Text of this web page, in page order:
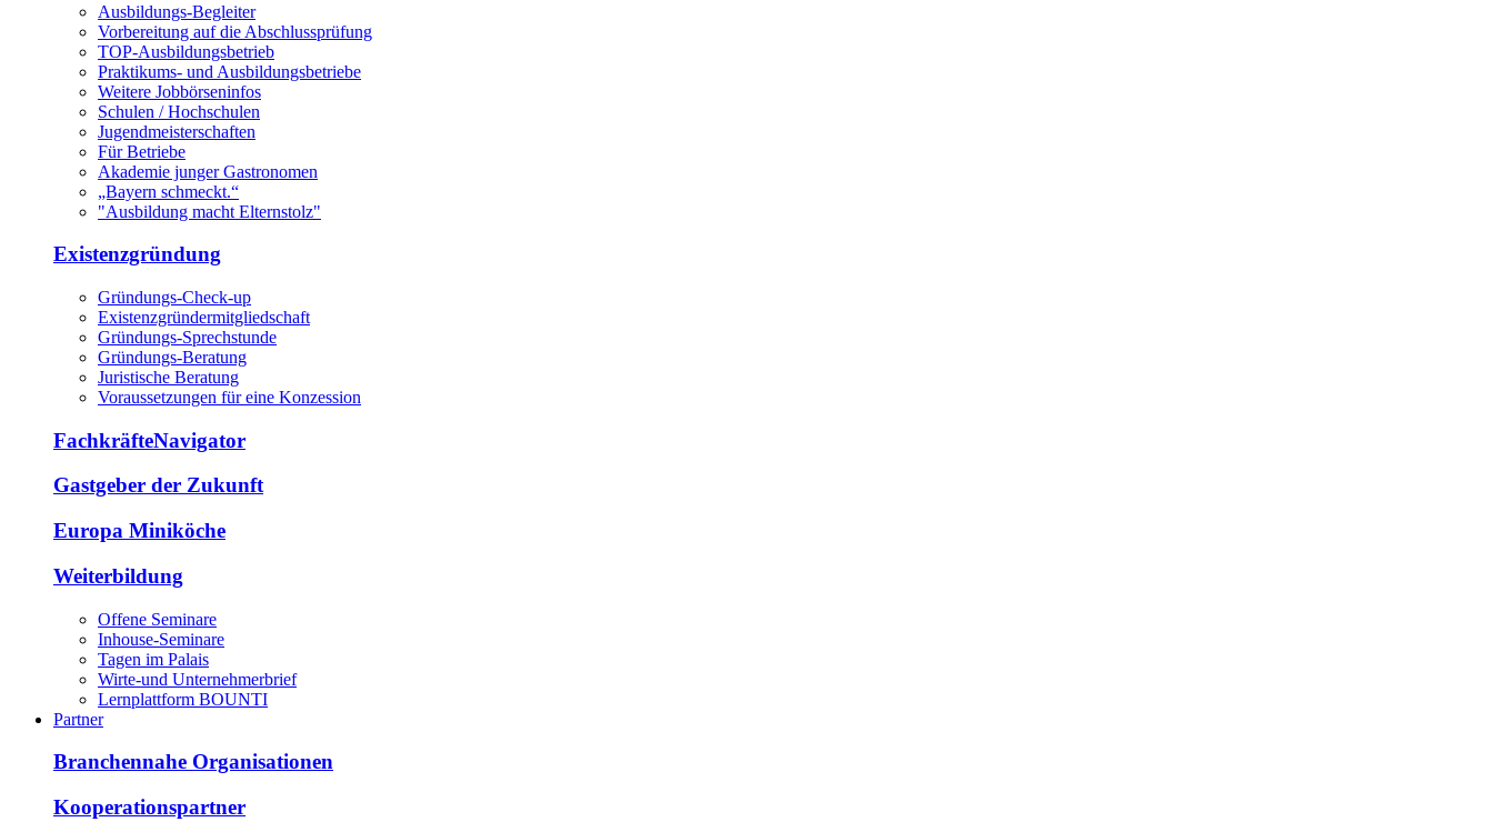
Ausbildungs-Begleiter
Vorbereitung auf die Abschlussprüfung
TOP-Ausbildungsbetrieb
Praktikums- und Ausbildungsbetriebe
Weitere Jobbörseninfos
Schulen / Hochschulen
Jugendmeisterschaften
Für Betriebe
Akademie junger Gastronomen
„Bayern schmeckt.“
"Ausbildung macht Elternstolz"
Existenzgründung
Gründungs-Check-up
Existenzgründermitgliedschaft
Gründungs-Sprechstunde
Gründungs-Beratung
Juristische Beratung
Voraussetzungen für eine Konzession
FachkräfteNavigator
Gastgeber der Zukunft
Europa Miniköche
Weiterbildung
Offene Seminare
Inhouse-Seminare
Tagen im Palais
Wirte-und Unternehmerbrief
Lernplattform BOUNTI
Partner
Branchennahe Organisationen
Kooperationspartner